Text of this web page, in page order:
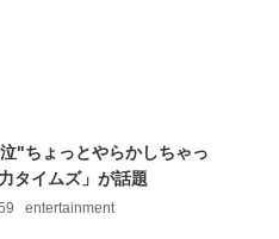
"ちょっとやらかしちゃっ
タイムズ」が話題
entertainment